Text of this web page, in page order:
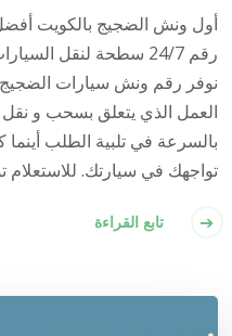
أول ونش الضجيج بالكويت
رقم 24/7 سطحة لنقل
نوفر رقم ونش سيارات
العمل الذي يتعلق بسحب و نقل
بالسرعة في تلبية الطلب
تواجهك في سيارتك.
تابع القراءة